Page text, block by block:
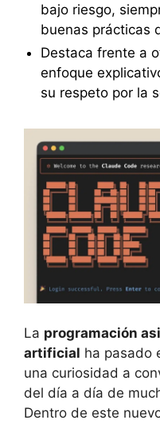
bajo riesgo,
buenas prácticas
Destaca frente a
enfoque
su respeto por la
La programación
artificial ha pasado
una curiosidad a
del día a día de
Dentro de este